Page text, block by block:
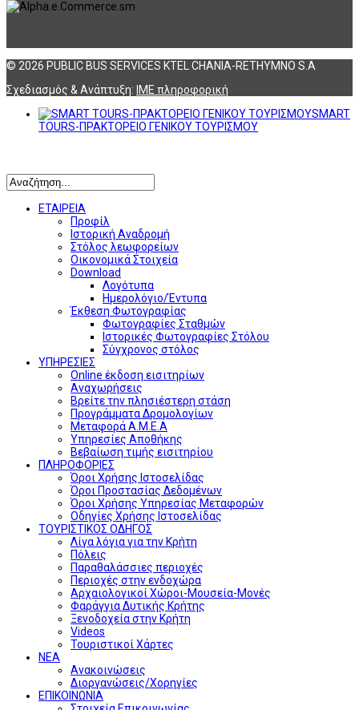
© 2026 PUBLIC BUS SERVICES KTEL CHANIA-RETHYMNO S.A
Σχεδιασμός & Ανάπτυξη: ΙΜΕ πληροφορική
SMART
TOURS-ΠΡΑΚΤΟΡΕΙΟ ΓΕΝΙΚΟΥ ΤΟΥΡΙΣΜΟΥ
ΕΤΑΙΡΕΙΑ
Προφίλ
Ιστορική Αναδρομή
Στόλος λεωφορείων
Οικονομικά Στοιχεία
Download
Λογότυπα
Ημερολόγιο/Έντυπα
Έκθεση Φωτογραφίας
Φωτογραφίες Σταθμών
Ιστορικές Φωτογραφίες Στόλου
Σύγχρονος στόλος
ΥΠΗΡΕΣΙΕΣ
Online έκδοση εισιτηρίων
Αναχωρήσεις
Βρείτε την πλησιέστερη στάση
Προγράμματα Δρομολογίων
Μεταφορά Α.Μ.Ε.Α
Υπηρεσίες Αποθήκης
Βεβαίωση τιμής εισιτηρίου
ΠΛΗΡΟΦΟΡΙΕΣ
Όροι Χρήσης Ιστοσελίδας
Όροι Προστασίας Δεδομένων
Όροι Χρήσης Υπηρεσίας Μεταφορών
Οδηγίες Χρήσης Ιστοσελίδας
ΤΟΥΡΙΣΤΙΚΟΣ ΟΔΗΓΟΣ
Λίγα λόγια για την Κρήτη
Πόλεις
Παραθαλάσσιες περιοχές
Περιοχές στην ενδοχώρα
Αρχαιολογικοί Χώροι-Μουσεία-Μονές
Φαράγγια Δυτικής Κρήτης
Ξενοδοχεία στην Κρήτη
Videos
Τουριστικοί Χάρτες
ΝΕΑ
Ανακοινώσεις
Διοργανώσεις/Χορηγίες
ΕΠΙΚΟΙΝΩΝΙΑ